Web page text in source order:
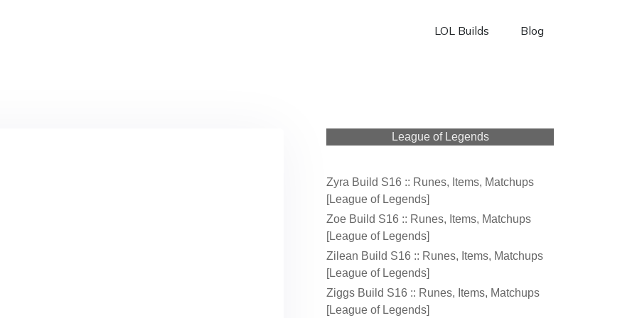
LOL Builds Blog
League of Legends
Zyra Build S16 :: Runes, Items, Matchups
[League of Legends]
Zoe Build S16 :: Runes, Items, Matchups
[League of Legends]
Zilean Build S16 :: Runes, Items, Matchups
[League of Legends]
Ziggs Build S16 :: Runes, Items, Matchups
[League of Legends]